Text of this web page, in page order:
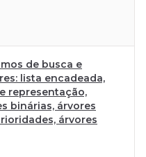
de busca e
lista encadeada,
representação,
binárias, árvores
árvores